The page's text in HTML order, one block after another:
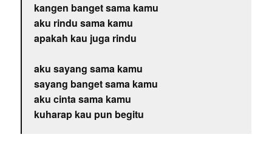
kangen banget sama kamu
aku rindu sama kamu
apakah kau juga rindu
aku sayang sama kamu
sayang banget sama kamu
aku cinta sama kamu
kuharap kau pun begitu